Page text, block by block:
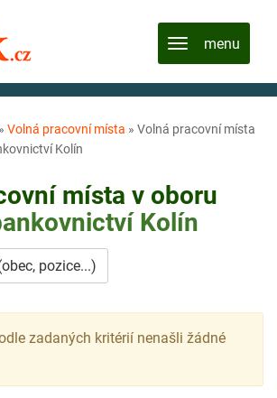
» Volná pracovní místa » Volná pracovní místa
Kolín
místa v oboru
Kolín
pozice...)
zadaných kritérií nenašli žádné